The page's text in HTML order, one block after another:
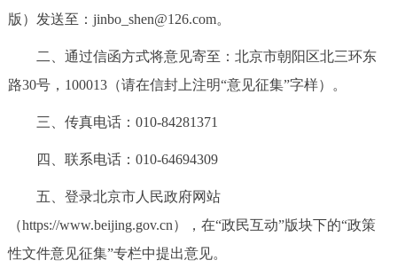
版）发送至：jinbo_shen@126.com。
二、通过信函方式将意见寄至：北京市朝阳区北三环东
路30号，100013（请在信封上注明“意见征集”字样）。
三、传真电话：010-84281371
四、联系电话：010-64694309
五、登录北京市人民政府网站
（https://www.beijing.gov.cn），在“政民互动”版块下的“政策
性文件意见征集”专栏中提出意见。